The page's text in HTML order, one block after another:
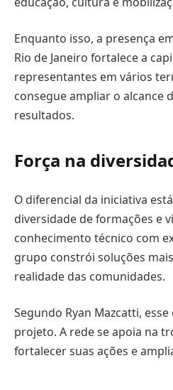
Enquanto isso, a presença
Rio de Janeiro fortalece a
representantes em vários
consegue ampliar o alcance
resultados.
Força na
O diferencial da iniciativa
diversidade de formações e
conhecimento técnico com
grupo constrói soluções
realidade das comunidades.
Segundo Ryan Mazcatti,
projeto. A rede se apoia na
fortalecer suas ações e